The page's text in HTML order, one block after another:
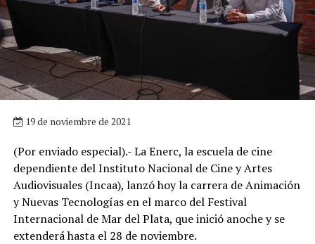
19 de noviembre de 2021
(Por enviado especial).- La Enerc, la escuela de cine
dependiente del Instituto Nacional de Cine y Artes
Audiovisuales (Incaa), lanzó hoy la carrera de Animación
y Nuevas Tecnologías en el marco del Festival
Internacional de Mar del Plata, que inició anoche y se
extenderá hasta el 28 de noviembre.